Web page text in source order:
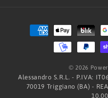
© 2026
Alessandro S.R.L. - P.IVA:
70019 Triggiano (BA) -